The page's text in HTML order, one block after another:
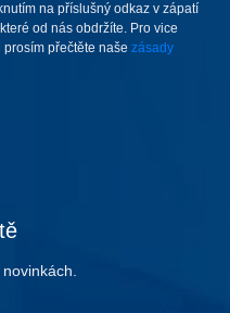
na příslušný odkaz v zápatí
od nás obdržíte. Pro vice
přečtěte naše zásady